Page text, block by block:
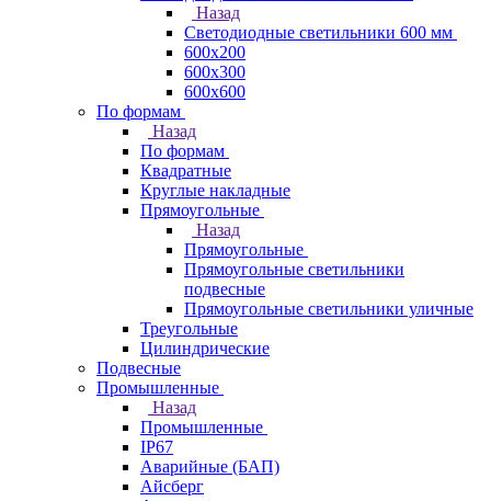
Назад
Светодиодные светильники 600 мм
600х200
600х300
600х600
По формам
Назад
По формам
Квадратные
Круглые накладные
Прямоугольные
Назад
Прямоугольные
Прямоугольные светильники
подвесные
Прямоугольные светильники уличные
Треугольные
Цилиндрические
Подвесные
Промышленные
Назад
Промышленные
IP67
Аварийные (БАП)
Айсберг